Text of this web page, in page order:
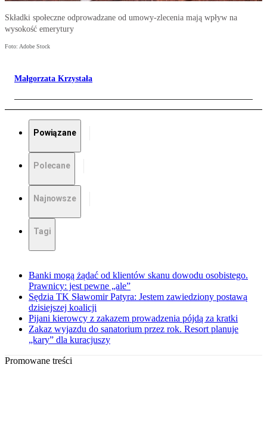
Składki społeczne odprowadzane od umowy-zlecenia mają wpływ na
wysokość emerytury
Foto: Adobe Stock
Małgorzata Krzystała
Powiązane
Polecane
Najnowsze
Tagi
Banki mogą żądać od klientów skanu dowodu osobistego.
Prawnicy: jest pewne „ale”
Sędzia TK Sławomir Patyra: Jestem zawiedziony postawą
dzisiejszej koalicji
Pijani kierowcy z zakazem prowadzenia pójdą za kratki
Zakaz wyjazdu do sanatorium przez rok. Resort planuje
„kary” dla kuracjuszy
Promowane treści